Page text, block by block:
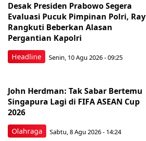
Headline
Desak Presiden Prabowo Segera
Evaluasi Pucuk Pimpinan Polri, Ray
Rangkuti Beberkan Alasan
Pergantian Kapolri
Senin, 10 Agu 2026 - 09:25
Olahraga
John Herdman: Tak Sabar Bertemu
Singapura Lagi di FIFA ASEAN Cup
2026
Sabtu, 8 Agu 2026 - 14:24